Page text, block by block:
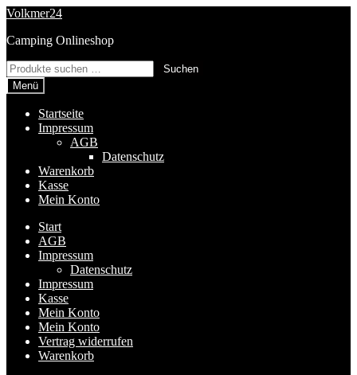
Zur
springen
Zum
springen
Volkmer24
Camping Onlineshop
Suchen
nach:
Suchen
Menü
Startseite
Impressum
AGB
Datenschutz
Warenkorb
Kasse
Mein Konto
Start
AGB
Impressum
Datenschutz
Impressum
Kasse
Mein Konto
Mein Konto
Vertrag widerrufen
Warenkorb